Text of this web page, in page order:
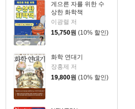
게으른 자를 위한 수
상한 화학책
이광렬 저
15,750원 (10% 할인)
화학 연대기
장홍제 저
19,800원 (10% 할인)